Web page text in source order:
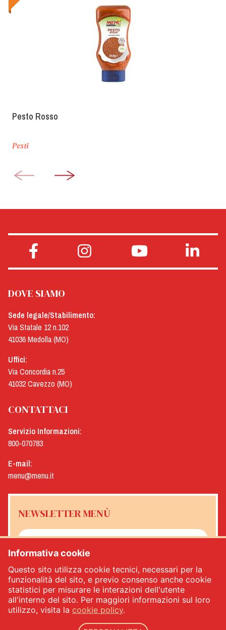
Pesto Rosso
Pesti
DOVE SIAMO
Sede legale/Stabilimento:
Via Statale 12 n.102
41036 Medolla (MO)
Uffici:
Via Concordia n.25
41032 Cavezzo (MO)
CONTATTACI
Servizio Informazioni:
800-070783
E-mail:
menu@menu.it
NEWSLETTER MENÙ
ISCRIVITI
Informativa cookie
Questo sito utilizza cookie tecnici, necessari per la
funzionalità del sito, e previo consenso anche cookie
statistici per misurare le interazioni dell'utente
all'interno del sito. Per maggiori informazioni sul loro
utilizzo, visita la cookie policy.